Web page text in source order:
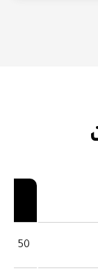
50